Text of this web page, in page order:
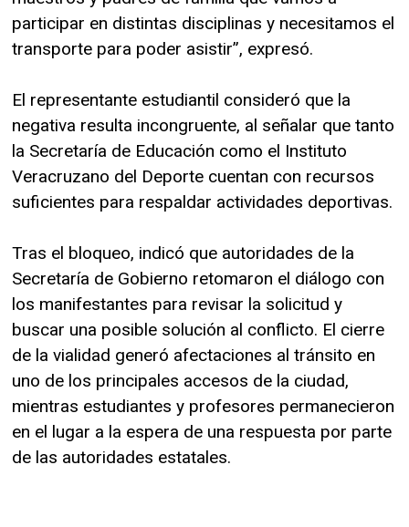
participar en distintas disciplinas y necesitamos el
transporte para poder asistir”, expresó.
El representante estudiantil consideró que la
negativa resulta incongruente, al señalar que tanto
la Secretaría de Educación como el Instituto
Veracruzano del Deporte cuentan con recursos
suficientes para respaldar actividades deportivas.
Tras el bloqueo, indicó que autoridades de la
Secretaría de Gobierno retomaron el diálogo con
los manifestantes para revisar la solicitud y
buscar una posible solución al conflicto. El cierre
de la vialidad generó afectaciones al tránsito en
uno de los principales accesos de la ciudad,
mientras estudiantes y profesores permanecieron
en el lugar a la espera de una respuesta por parte
de las autoridades estatales.